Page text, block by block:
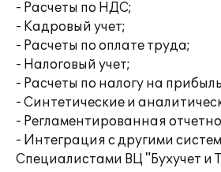
- Расчеты по НДС;
- Кадровый учет;
- Расчеты по оплате труда;
- Налоговый учет;
- Расчеты по налогу на
- Синтетические и
- Регламентированная
- Интеграция с другими
Специалистами ВЦ "Бухучет и